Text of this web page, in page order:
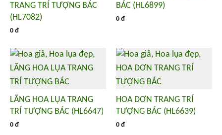
TRANG TRÍ TƯỢNG BÁC
(HL7082)
0 đ
BÁC (HL6899)
0 đ
LÃNG HOA LỤA TRANG
TRÍ TƯỢNG BÁC (HL6647)
0 đ
HOA DƠN TRANG TRÍ
TƯỢNG BÁC (HL6639)
0 đ